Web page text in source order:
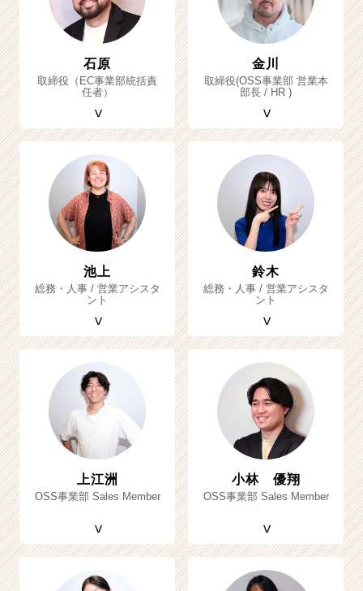
石原
取締役（EC事業部統括責
任者）
金川
取締役(OSS事業部 営業本
部長 / HR )
池上
総務・人事 / 営業アシスタ
ント
鈴木
総務・人事 / 営業アシスタ
ント
上江洲
OSS事業部 Sales Member
小林 優翔
OSS事業部 Sales Member